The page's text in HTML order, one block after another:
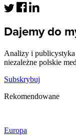
Dajemy do
Analizy i
niezależne polskie
Subskrybuj
Rekomendowane
Europa